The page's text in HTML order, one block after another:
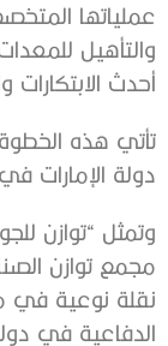
عملياتها
والتأهيل
أحدث الابتكارات
تأتي هذه
دولة الإمارات
وتمثل “توازن
مجمع توازن
نقلة نوعية في
الدفاعية في